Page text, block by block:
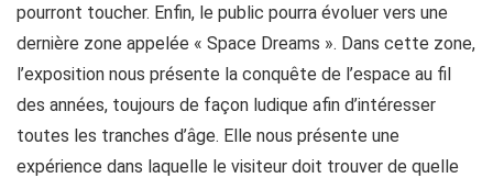
pourront toucher. Enfin, le public pourra évoluer vers une
dernière zone appelée « Space Dreams ». Dans cette zone,
l’exposition nous présente la conquête de l’espace au fil
des années, toujours de façon ludique afin d’intéresser
toutes les tranches d’âge. Elle nous présente une
expérience dans laquelle le visiteur doit trouver de quelle